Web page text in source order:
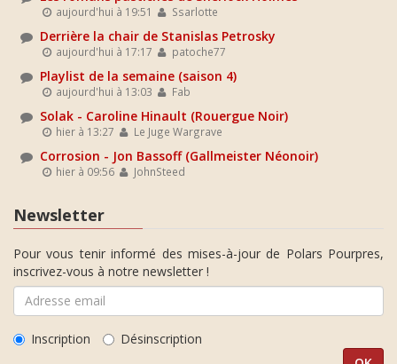
aujourd'hui à 19:51 Ssarlotte
Derrière la chair de Stanislas Petrosky
aujourd'hui à 17:17 patoche77
Playlist de la semaine (saison 4)
aujourd'hui à 13:03 Fab
Solak - Caroline Hinault (Rouergue Noir)
hier à 13:27 Le Juge Wargrave
Corrosion - Jon Bassoff (Gallmeister Néonoir)
hier à 09:56 JohnSteed
Newsletter
Pour vous tenir informé des mises-à-jour de Polars Pourpres,
inscrivez-vous à notre newsletter !
Inscription Désinscription